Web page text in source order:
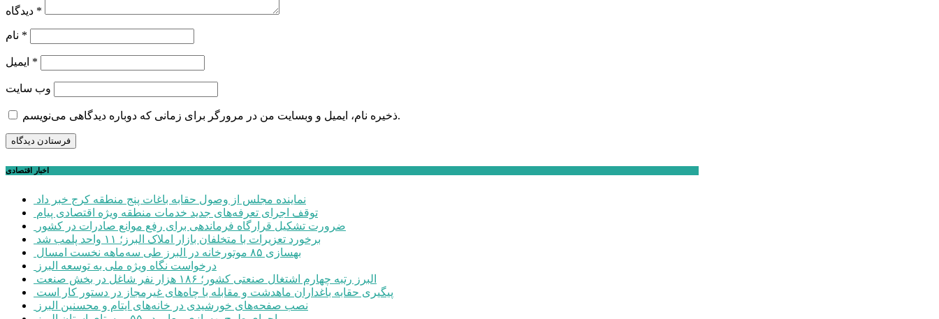
*
*
*
وب‌ سایت
ذخیره نام، ایمیل و وبسایت من در مرورگر برای زمانی که دوباره دیدگاهی می‌نویسم.
اخبار اقتصادی
نماینده مجلس از وصول حقابه باغات پنج منطقه کرج خبر داد
توقف اجرای تعرفه‌های جدید خدمات منطقه ویژه اقتصادی پیام
ضرورت تشکیل قرارگاه فرماندهی برای رفع موانع صادرات در کشور
برخورد تعزیرات با متخلفان بازار املاک البرز؛ ۱۱ واحد پلمب شد
بهسازی ۸۵ موتورخانه در البرز طی سه‌ماهه نخست امسال
درخواست نگاه ویژه ملی به توسعه البرز
البرز رتبه چهارم اشتغال صنعتی کشور؛ ۱۸۶ هزار نفر شاغل در بخش صنعت
پیگیری حقابه باغداران ماهدشت و مقابله با چاه‌های غیرمجاز در دستور کار است
نصب صفحه‌های خورشیدی در خانه‌های ایتام و محسنین البرز